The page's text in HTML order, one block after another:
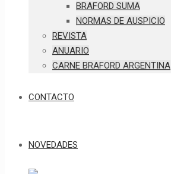
BRAFORD SUMA
NORMAS DE AUSPICIO
REVISTA
ANUARIO
CARNE BRAFORD ARGENTINA
CONTACTO
NOVEDADES